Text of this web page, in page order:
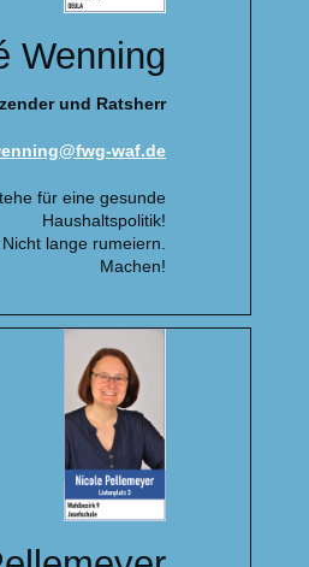
Wenning
und Ratsherr
waf.de
für eine gesunde
Haushaltspolitik!
lange rumeiern.
Machen!